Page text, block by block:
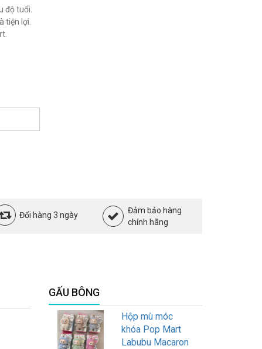
độ tuổi.
tiện lợi.
Đổi hàng 3 ngày
Đảm bảo hàng
chính hãng
GẤU BÔNG
Hộp mù móc
khóa Pop Mart
Labubu Macaron